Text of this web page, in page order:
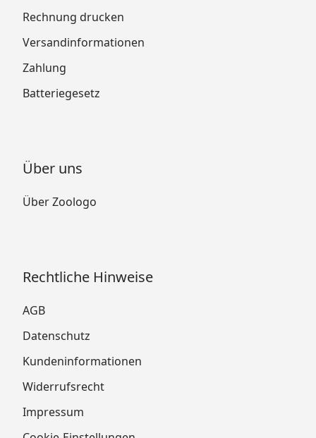
Rechnung drucken
Versandinformationen
Zahlung
Batteriegesetz
Über uns
Über Zoologo
Rechtliche Hinweise
AGB
Datenschutz
Kundeninformationen
Widerrufsrecht
Impressum